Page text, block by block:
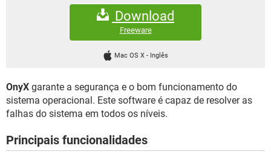
EXCEL
GMAIL
FACEBOOK
EXCEL
GMAIL
WHATSAPP
INSTAGRAM GMAIL
GUIA DE COMPRAS
Download
Freeware
Mac OS X- Inglês
OnyX garante a segurança e o bom funcionamento do
sistema operacional. Este software é capaz de resolver as
falhas do sistema em todos os níveis.
Principais funcionalidades